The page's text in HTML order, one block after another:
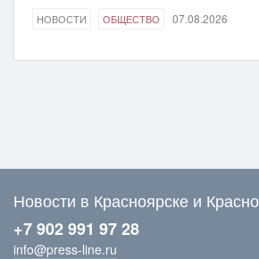
НОВОСТИ ОБЩЕСТВО 07.08.2026
Новости в Красноярске и
+7 902 991 97 28
info@press-line.ru